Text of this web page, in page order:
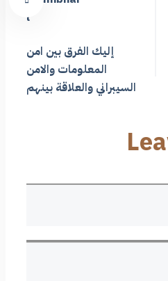
إليك الفرق بين امن
المعلومات والامن
السيبراني والعلاقة بينهم